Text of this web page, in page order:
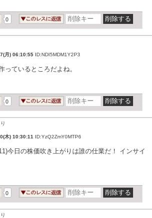
0
月) 06:10:55 ID:NDI5MDM1Y2P3
ているところだよね。
0
木) 10:30:11 ID:YzQ2ZmY0MTP6
今日の株価吹き上がりは誰の仕業だ！ インサイ
0